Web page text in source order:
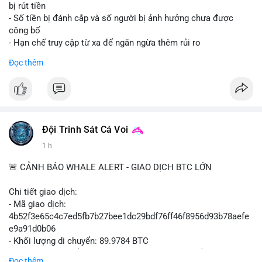
tiền tiếp theo từ ví nguồn. Không nên hành động vội vàng dựa
trên một giao dịch đơn lẻ; hãy quan sát thêm 2-3 khối lượng
tương tự trong 24 giờ tới để xác định xu hướng rõ ràng.
bị rút tiền
- Số tiền bị đánh cắp và số người bị ảnh hưởng chưa được
công bố
- Hạn chế truy cập từ xa để ngăn ngừa thêm rủi ro
#binancesquare
$btc
📰 Nguồn: Cointelegraph
Đọc thêm
Đội Trinh Sát Cá Voi
1 h
🚨 CẢNH BÁO WHALE ALERT - GIAO DỊCH BTC LỚN
Chi tiết giao dịch:
- Mã giao dịch:
4b52f3e65c4c7ed5fb7b27bee1dc29bdf76ff46f8956d93b78aefe
e9a91d0b06
- Khối lượng di chuyển: 89.9784 BTC